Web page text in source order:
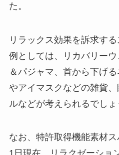
た。
リラックス効果を訴求す
例としては、リカバリー
＆パジャマ、首から下げ
やアイマスクなどの雑貨
ルなどが考えられるでしょ
なお、特許取得機能素材